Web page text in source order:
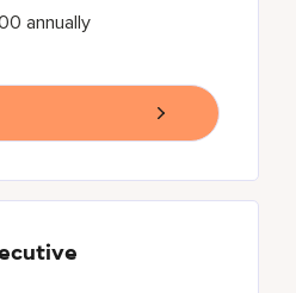
annually